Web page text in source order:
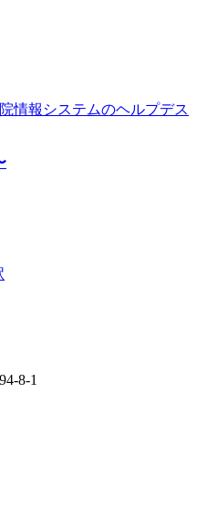
情報システムのヘルプデス
8-1